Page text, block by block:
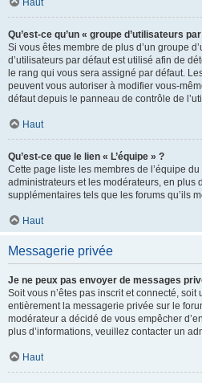
Haut
Qu’est-ce qu’un « groupe d’utilisateurs
Si vous êtes membre de plus d’un groupe
d’utilisateurs par défaut est utilisé afin de
le rang qui vous sera assigné par défaut.
peuvent vous autoriser à modifier vous-
défaut depuis le panneau de contrôle de
Haut
Qu’est-ce que le lien « L’équipe » ?
Cette page liste les membres de l’équipe
administrateurs et les modérateurs, en plus
supplémentaires tels que les forums qu’ils
Haut
Messagerie privée
Je ne peux pas envoyer de messages
Soit vous n’êtes pas inscrit et connecté,
entièrement la messagerie privée sur le
modérateur a décidé de vous empêcher
plus d’informations, veuillez contacter un
Haut